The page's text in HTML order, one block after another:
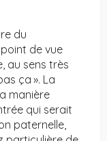
du
de vue
au sens très
ça ». La
manière
qui serait
paternelle,